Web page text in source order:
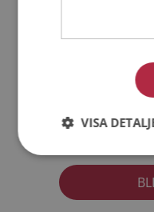
Jag accepterar
VISA